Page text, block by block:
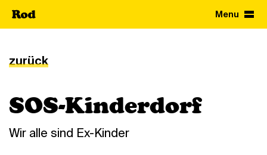
main
zurück
SOS-Kinderdorf
Wir alle sind Ex-Kinder